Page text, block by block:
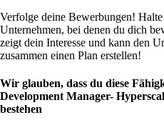
Verfolge deine Bewerbungen!
Unternehmen, bei denen du dich
zeigt dein Interesse und kann den
zusammen einen Plan erstellen!
Wir glauben, dass du diese
Development Manager-
bestehen